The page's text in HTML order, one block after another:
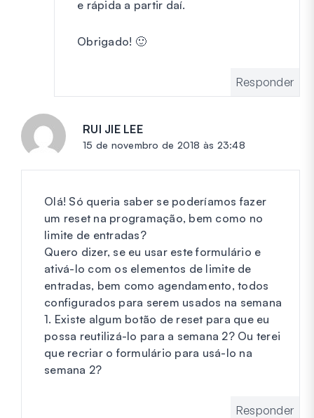
e rápida a partir daí.
Obrigado! 🙂
Responder
RUI JIE LEEdiz:
15 de novembro de 2018 às 23:48
Olá! Só queria saber se poderíamos fazer
um reset na programação, bem como no
limite de entradas?
Quero dizer, se eu usar este formulário e
ativá-lo com os elementos de limite de
entradas, bem como agendamento, todos
configurados para serem usados na semana
1. Existe algum botão de reset para que eu
possa reutilizá-lo para a semana 2? Ou terei
que recriar o formulário para usá-lo na
semana 2?
Responder